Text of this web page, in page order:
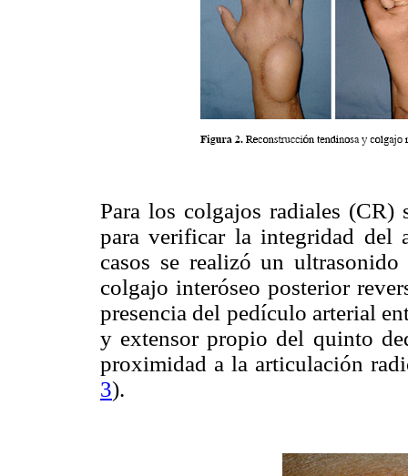
Para los colgajos radiales
para verificar la integridad del
casos se realizó un
colgajo interóseo posterior
presencia del pedículo arterial
y extensor propio del quinto
proximidad a la articulación
3).